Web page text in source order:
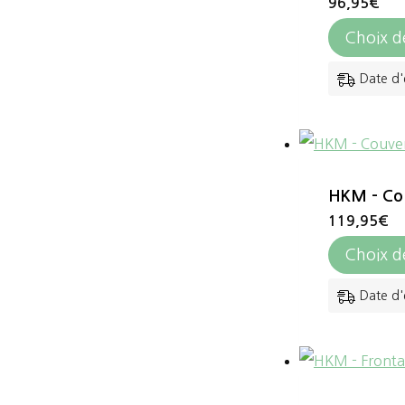
96,95€
Choix
Date
HKM –
119,95€
Choix
Date